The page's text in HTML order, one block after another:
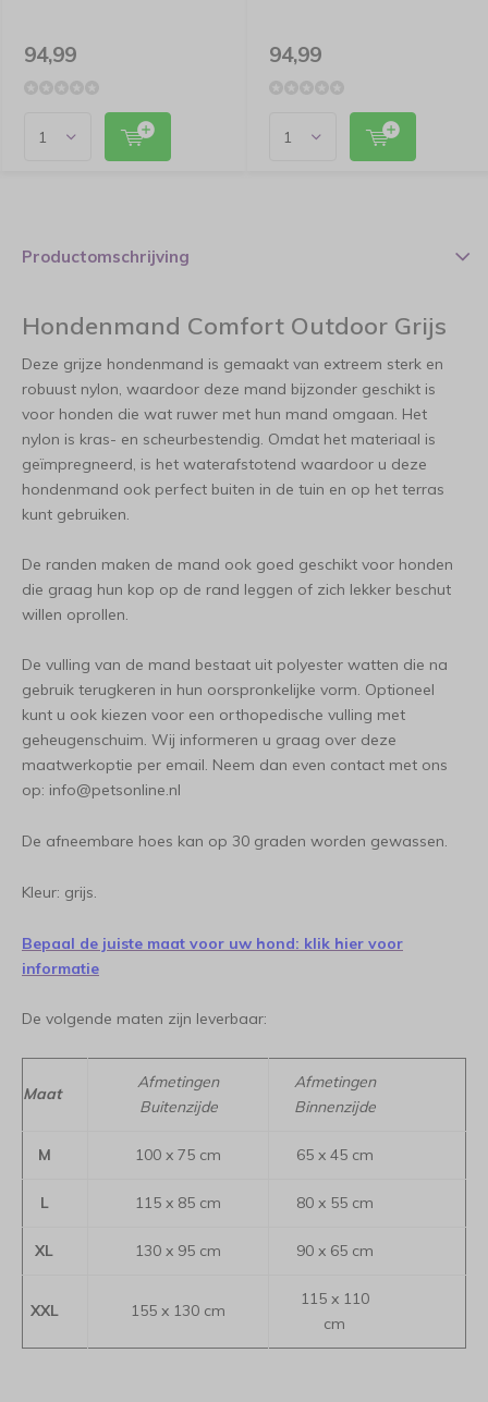
94,99 94,99
Productomschrijving
Hondenmand Comfort Outdoor Grijs
Deze grijze hondenmand is gemaakt van extreem sterk en
robuust nylon, waardoor deze mand bijzonder geschikt is
voor honden die wat ruwer met hun mand omgaan. Het
nylon is kras- en scheurbestendig. Omdat het materiaal is
geïmpregneerd, is het waterafstotend waardoor u deze
hondenmand ook perfect buiten in de tuin en op het terras
kunt gebruiken.
De randen maken de mand ook goed geschikt voor honden
die graag hun kop op de rand leggen of zich lekker beschut
willen oprollen.
De vulling van de mand bestaat uit polyester watten die na
gebruik terugkeren in hun oorspronkelijke vorm. Optioneel
kunt u ook kiezen voor een orthopedische vulling met
geheugenschuim. Wij informeren u graag over deze
maatwerkoptie per email. Neem dan even contact met ons
op: info@petsonline.nl
De afneembare hoes kan op 30 graden worden gewassen.
Kleur: grijs.
Bepaal de juiste maat voor uw hond: klik hier voor
informatie
De volgende maten zijn leverbaar:
Maat
Afmetingen
Buitenzijde
Afmetingen
Binnenzijde
M 100 x 75 cm 65 x 45 cm
L 115 x 85 cm 80 x 55 cm
XL 130 x 95 cm 90 x 65 cm
XXL 155 x 130 cm
115 x 110
cm